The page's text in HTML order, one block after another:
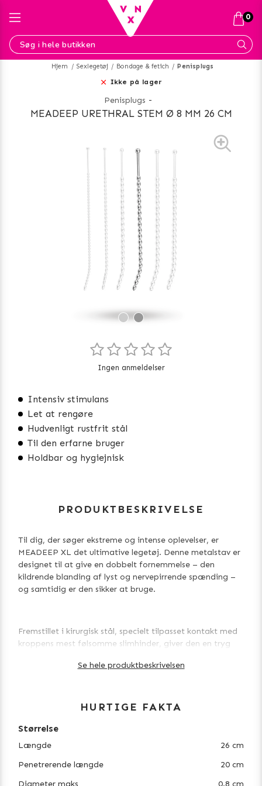
Hjem Sexlegetøj Bondage & fetich Penisplugs
Ikke på lager
Penisplugs -
MEADEEP URETHRAL STEM Ø 8 MM 26 CM
Intensiv stimulans
Let at rengøre
Hudvenligt rustfrit stål
Til den erfarne bruger
Holdbar og hygiejnisk
Ingen anmeldelser
PRODUKTBESKRIVELSE
Til dig, der søger ekstreme og intense oplevelser, er
MEADEEP XL det ultimative legetøj. Denne metalstav er
designet til at give en dobbelt fornemmelse – den
kildrende blanding af lyst og nervepirrende spænding –
og samtidig er den sikker at bruge.
Fremstillet i kirurgisk stål, specielt tilpasset kontakt med
kroppens mest følsomme slimhinder, giver den en tryg
del har en glat zone og en kugleformet top, hvilket både
Selve nydelsen begynder, så snart du fører den ind:
En indførbar længde på hele 20 cm sender stimuleringen
Se hele produktbeskrivelsen
HURTIGE FAKTA
Størrelse
Længde
26 cm
Penetrerende længde
20 cm
0